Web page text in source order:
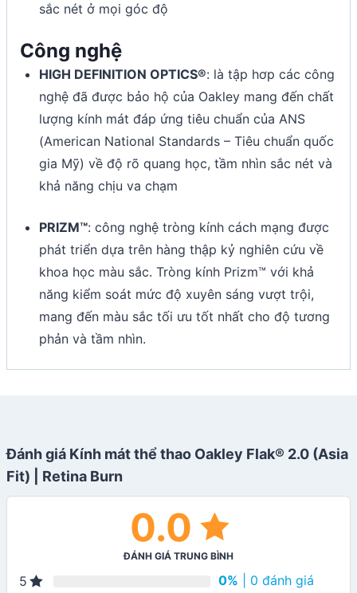
sắc nét ở mọi góc độ
Công nghệ
HIGH DEFINITION OPTICS®: là tập hơp các công
nghệ đã được bảo hộ của Oakley mang đến chất
lượng kính mát đáp ứng tiêu chuẩn của ANS
(American National Standards – Tiêu chuẩn quốc
gia Mỹ) về độ rõ quang học, tầm nhìn sắc nét và
khả năng chịu va chạm
PRIZM™: công nghệ tròng kính cách mạng được
phát triển dựa trên hàng thập kỷ nghiên cứu về
khoa học màu sắc. Tròng kính Prizm™ với khả
năng kiểm soát mức độ xuyên sáng vượt trội,
mang đến màu sắc tối ưu tốt nhất cho độ tương
phản và tầm nhìn.
Đánh giá Kính mát thể thao Oakley Flak® 2.0 (Asia
Fit) | Retina Burn
0.0
ĐÁNH GIÁ TRUNG BÌNH
5 0% | 0 đánh giá